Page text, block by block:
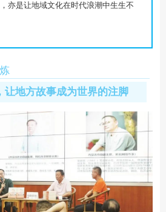
亦是让地域文化在时代浪潮中生生不
让地方故事成为世界的注脚